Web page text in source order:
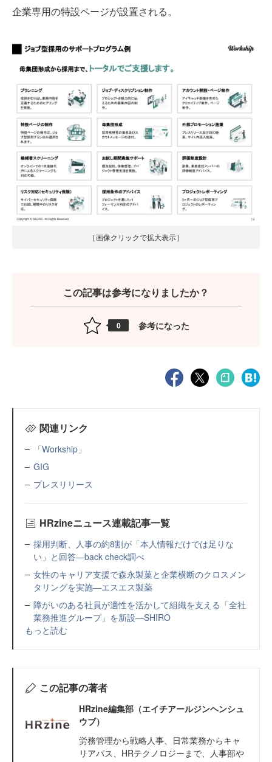
企業専用の特設ページが設置される。
［画像クリックで拡大表示］
この記事は参考になりましたか？
0 参考になった
関連リンク
「Workship」
GIG
プレスリリース
HRzineニュース連載記事一覧
採用判断、人事の約8割が「本人情報だけでは足りな
い」と回答—back check調べ
女性のキャリア支援で森永製菓と企業横断のクロスメン
タリングを実施—エスエス製薬
障がいのある社員が適性を活かして組織を支える「全社
業務推進グループ」を新設—SHIRO
もっと読む
この記事の著者
HRzine編集部（エイチアールジンヘンシュ
ウブ）
労務管理から戦略人事、日常業務からキャ
リアパス、HRテクノロジーまで、人事部や